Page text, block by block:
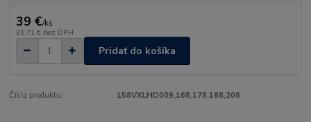
39 €/ks
31,71 € bez DPH
Pridať do košíka
Číslo produktu: 158VXLHD009,168,178,188,208